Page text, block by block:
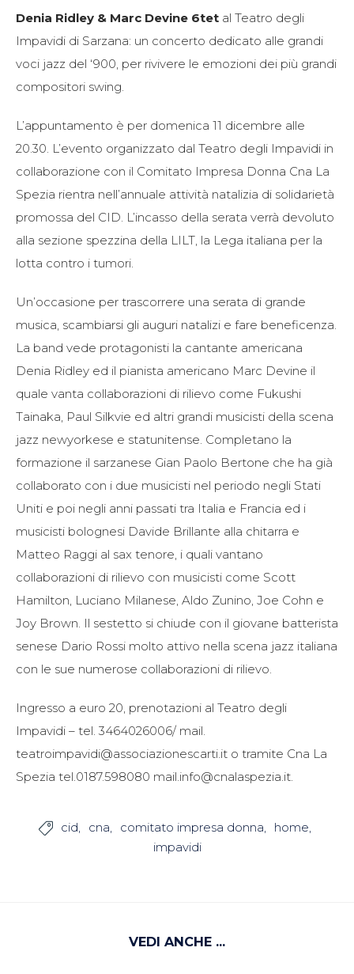
Denia Ridley & Marc Devine 6tet al Teatro degli
Impavidi di Sarzana: un concerto dedicato alle grandi
voci jazz del ‘900, per rivivere le emozioni dei più grandi
compositori swing.
L’appuntamento è per domenica 11 dicembre alle
20.30. L’evento organizzato dal Teatro degli Impavidi in
collaborazione con il Comitato Impresa Donna Cna La
Spezia rientra nell’annuale attività natalizia di solidarietà
promossa del CID. L’incasso della serata verrà devoluto
alla sezione spezzina della LILT, la Lega italiana per la
lotta contro i tumori.
Un’occasione per trascorrere una serata di grande
musica, scambiarsi gli auguri natalizi e fare beneficenza.
La band vede protagonisti la cantante americana
Denia Ridley ed il pianista americano Marc Devine il
quale vanta collaborazioni di rilievo come Fukushi
Tainaka, Paul Silkvie ed altri grandi musicisti della scena
jazz newyorkese e statunitense. Completano la
formazione il sarzanese Gian Paolo Bertone che ha già
collaborato con i due musicisti nel periodo negli Stati
Uniti e poi negli anni passati tra Italia e Francia ed i
musicisti bolognesi Davide Brillante alla chitarra e
Matteo Raggi al sax tenore, i quali vantano
collaborazioni di rilievo con musicisti come Scott
Hamilton, Luciano Milanese, Aldo Zunino, Joe Cohn e
Joy Brown. Il sestetto si chiude con il giovane batterista
senese Dario Rossi molto attivo nella scena jazz italiana
con le sue numerose collaborazioni di rilievo.
Ingresso a euro 20, prenotazioni al Teatro degli
Impavidi – tel. 3464026006/ mail.
teatroimpavidi@associazionescarti.it o tramite Cna La
Spezia tel.0187.598080 mail.info@cnalaspezia.it.
 cid cna comitato impresa donna
home
impavidi
VEDI ANCHE ...